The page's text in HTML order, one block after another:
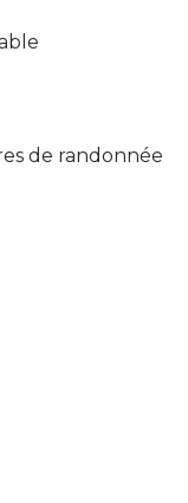
de randonnée